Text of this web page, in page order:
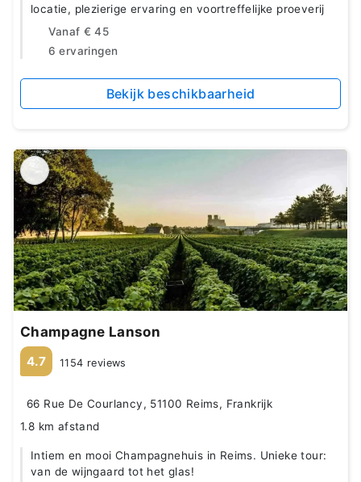
locatie, plezierige ervaring en voortreffelijke proeverij
Vanaf € 45
6 ervaringen
Bekijk beschikbaarheid
Champagne Lanson
4.7 1154 reviews
66 Rue De Courlancy, 51100 Reims, Frankrijk
1.8 km afstand
Intiem en mooi Champagnehuis in Reims. Unieke tour:
van de wijngaard tot het glas!